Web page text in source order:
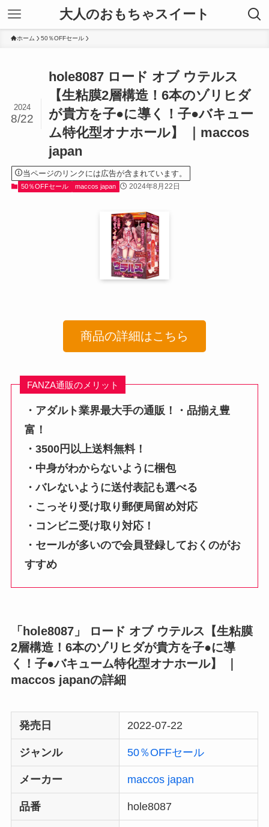
大人のおもちゃスイート
ホーム 50％OFFセール
hole8087 ロード オブ ウテルス
【生粘膜2層構造！6本のゾリヒダ
が貴方を子●に導く！子●バキュー
ム特化型オナホール】 ｜maccos
japan
2024
8/22
当ページのリンクには広告が含まれています。
50％OFFセール maccos japan 2024年8月22日
商品の詳細はこちら
FANZA通販のメリット
・アダルト業界最大手の通販！・品揃え豊
富！
・3500円以上送料無料！
・中身がわからないように梱包
・バレないように送付表記も選べる
・こっそり受け取り郵便局留め対応
・コンビニ受け取り対応！
・セールが多いので会員登録しておくのがお
すすめ
「hole8087」 ロード オブ ウテルス【生粘膜
2層構造！6本のゾリヒダが貴方を子●に導
く！子●バキューム特化型オナホール】 ｜
maccos japanの詳細
発売日 2022-07-22
ジャンル 50％OFFセール
メーカー maccos japan
品番 hole8087